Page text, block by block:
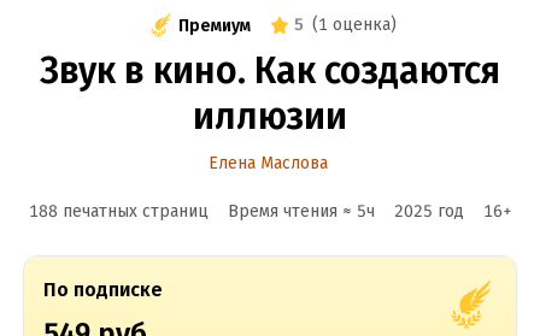
Премиум 5 (1 оценка)
Звук в кино. Как создаются
иллюзии
Елена Маслова
188 печатных страниц Время чтения ≈ 5ч 2025 год 16+
По подписке